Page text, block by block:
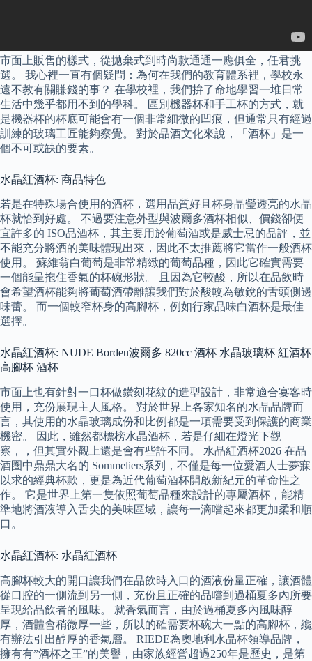
市面上販售的樣式，從拋棄式到時尚款通通一應俱全，任君挑
選。 我心裡一直有個疑問：為何在我們的教育體系裡，學校永
遠不教有關賺錢的事？ 在學校裡，我們拚了命地學習一堆日常
生活中幾乎都用不到的學科。 區別機器杯和手工杯的方式，就
是機器杯的杯底可能會有一個非常細微的凹痕，但通常只有經過
訓練的玻璃工匠能夠察覺。 對於品酒文化來說，「酒杯」是一
個不可或缺的要素。
水晶紅酒杯: 商品特色
若是在特殊場合使用的酒杯，選用品質好且杯身晶瑩透亮的水晶
杯就恰到好處。 不過要注意外型與波爾多酒杯相似、價錢卻便
宜許多的 ISO品酒杯，其主要用於葡萄酒或是威士忌的品評，並
不能充分將酒的美味體現出來，因此不太推薦將它當作一般酒杯
使用。 蘇維翁白葡萄是非常精緻的葡萄品種，因此它確實需要
一個能呈拖住香氣的杯碗形狀。 且因為它較酸，所以在品飲時
會希望酒杯能夠將葡萄酒帶離讓我們對於酸較為敏銳的舌頭側邊
味蕾。 而一個較窄杯身的高腳杯，例如行家品味白酒杯是最佳
選擇。
水晶紅酒杯: NUDE Bordeu波爾多 820cc 酒杯 水晶玻璃杯 紅酒杯
高腳杯 酒杯
市面上也有針對一口杯做鑽刻花紋的造型設計，非常適合宴客時
使用，充份展現主人風格。 對於世界上各家知名的水晶品牌而
言，其使用的水晶玻璃成份和比例都是一項需要受到保護的商業
機密。 因此，雖然都標榜水晶酒杯，若是仔細在燈光下觀
察，，但其實外觀上還是會有些許不同。 水晶紅酒杯2026 在品
酒圈中鼎鼎大名的 Sommeliers系列，不僅是每一位愛酒人士夢寐
以求的經典杯款，更是為近代葡萄酒杯開啟新紀元的革命性之
作。 它是世界上第一隻依照葡萄品種來設計的專屬酒杯，能精
準地將酒液導入舌尖的美味區域，讓每一滴嚐起來都更加柔和順
口。
水晶紅酒杯: 水晶紅酒杯
高腳杯較大的開口讓我們在品飲時入口的酒液份量正確，讓酒體
從口腔的一側流到另一側，充份且正確的品嚐到過桶夏多內所要
呈現給品飲者的風味。 就香氣而言，由於過桶夏多內風味醇
厚，酒體會稍微厚一些，所以的確需要杯碗大一點的高腳杯，纔
有辦法引出醇厚的香氣層。 RIEDE為奧地利水晶杯領導品牌，
擁有有”酒杯之王”的美譽，由家族經營超過250年是歷史，是第